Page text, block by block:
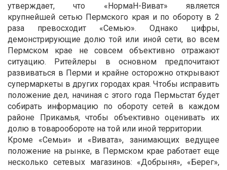
утверждает, что «НормаН-Виват» является
крупнейшей сетью Пермского края и по обороту в 2
раза превосходит «Семью». Однако цифры,
демонстрирующие долю той или иной сети, во всем
Пермском крае не совсем объективно отражают
ситуацию. Ритейлеры в основном предпочитают
развиваться в Перми и крайне осторожно открывают
супермаркеты в других городах края. Чтобы исправить
положение дел, начиная с этого года Пермьстат будет
собирать информацию по обороту сетей в каждом
районе Прикамья, чтобы объективно оценивать их
долю в товарообороте на той или иной территории.
Кроме «Семьи» и «Вивата», занимающих ведущее
положение на рынке, в Пермском крае работает еще
несколько сетевых магазинов: «Добрыня», «Берег»,